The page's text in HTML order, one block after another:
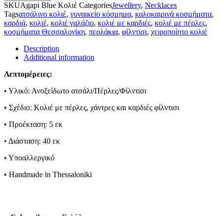
SKUAgapi Blue Κολιέ CategoriesJewellery, Necklaces
Tagsατσάλινο κολιέ, γυναικείο κόσμημα, καλοκαιρινά κοσμήματα,
καρδιά, κολιέ, κολιέ γαλάζιο, κολιέ με καρδιές, κολιέ με πέρλες,
κοσμήματα Θεσσαλονίκη, περλάκια, φίλντισι, χειροποίητο κολιέ
Description
Additional information
Λεπτομέρειες:
• Υλικό: Ανοξείδωτο ατσάλι/Πέρλες/Φίλντισι
• Σχέδιο: Κολιέ με πέρλες, χάντρες και καρδιές φίλντισι
• Προέκταση: 5 εκ
• Διάσταση: 40 εκ
• Υποαλλεργικό
• Handmade in Thessaloniki